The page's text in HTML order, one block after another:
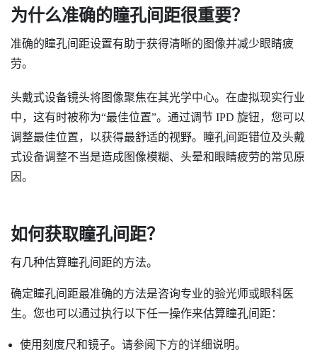
为什么准确的瞳孔间距很重要？
准确的瞳孔间距设置有助于获得清晰的图像并减少眼睛疲
劳。
头戴式设备镜头将图像聚焦在其光学中心。在虚拟现实行业
中，这有时被称为​“‍最佳位置”。通过调节 IPD 旋钮，您可以
调整最佳位置，以获得最舒适的视野。瞳孔间距错位及头戴
式设备调整不当是造成图像模糊、头晕和眼睛疲劳的常见原
因。
如何获取瞳孔间距？
有几种估算瞳孔间距的方法。
确定瞳孔间距最准确的方法是咨询专业的验光师或眼科医
生。您也可以通过执行以下任一操作来估算瞳孔间距：
使用刻度尺和镜子。请参阅下方的详细说明。